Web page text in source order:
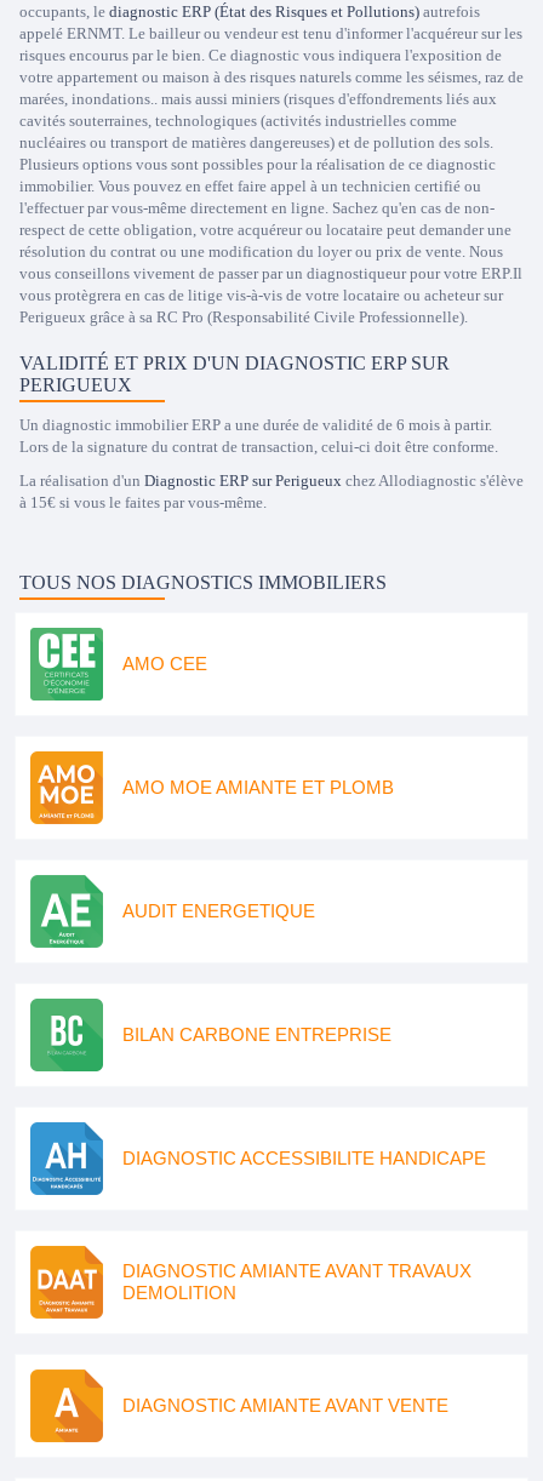
occupants, le diagnostic ERP (État des Risques et Pollutions) autrefois
appelé ERNMT. Le bailleur ou vendeur est tenu d'informer l'acquéreur sur les
risques encourus par le bien. Ce diagnostic vous indiquera l'exposition de
votre appartement ou maison à des risques naturels comme les séismes, raz de
marées, inondations.. mais aussi miniers (risques d'effondrements liés aux
cavités souterraines, technologiques (activités industrielles comme
nucléaires ou transport de matières dangereuses) et de pollution des sols.
Plusieurs options vous sont possibles pour la réalisation de ce diagnostic
immobilier. Vous pouvez en effet faire appel à un technicien certifié ou
l'effectuer par vous-même directement en ligne. Sachez qu'en cas de non-
respect de cette obligation, votre acquéreur ou locataire peut demander une
résolution du contrat ou une modification du loyer ou prix de vente. Nous
vous conseillons vivement de passer par un diagnostiqueur pour votre ERP.Il
vous protègrera en cas de litige vis-à-vis de votre locataire ou acheteur sur
Perigueux grâce à sa RC Pro (Responsabilité Civile Professionnelle).
VALIDITÉ ET PRIX D'UN DIAGNOSTIC ERP SUR
PERIGUEUX
Un diagnostic immobilier ERP a une durée de validité de 6 mois à partir.
Lors de la signature du contrat de transaction, celui-ci doit être conforme.
La réalisation d'un Diagnostic ERP sur Perigueux chez Allodiagnostic s'élève
à 15€ si vous le faites par vous-même.
TOUS NOS DIAGNOSTICS IMMOBILIERS
AMO CEE
AMO MOE AMIANTE ET PLOMB
AUDIT ENERGETIQUE
BILAN CARBONE ENTREPRISE
DIAGNOSTIC ACCESSIBILITE HANDICAPE
DIAGNOSTIC AMIANTE AVANT TRAVAUX
DEMOLITION
DIAGNOSTIC AMIANTE AVANT VENTE